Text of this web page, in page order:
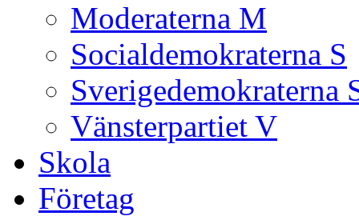
Moderaterna M
Socialdemokraterna S
Sverigedemokraterna
Vänsterpartiet V
Skola
Företag